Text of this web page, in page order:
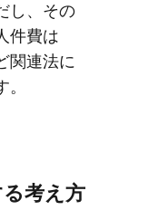
し、​​その​​
件費は​​
関連法に​​
考え方